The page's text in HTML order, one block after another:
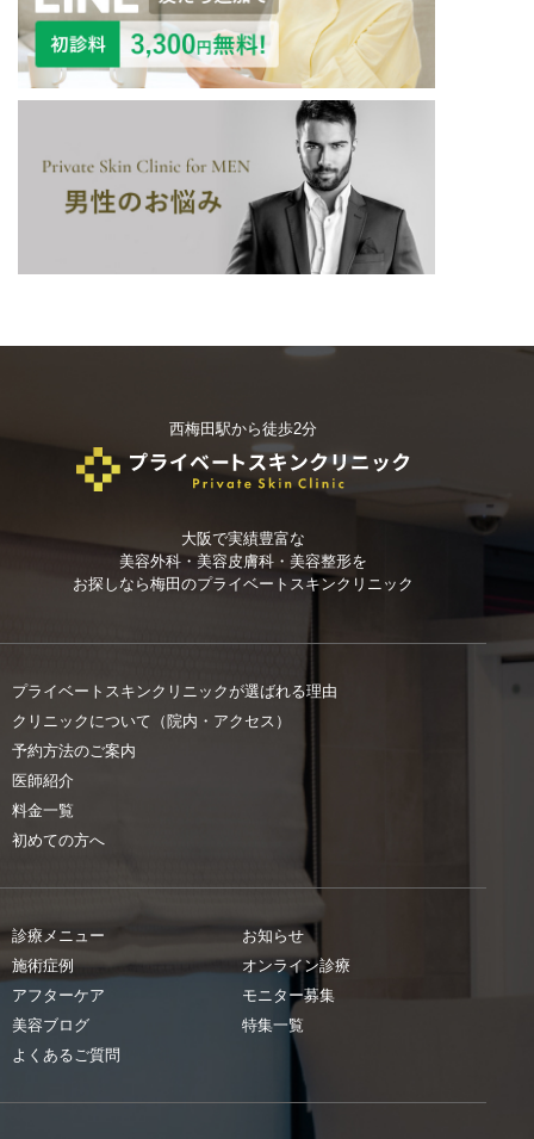
西梅田駅から徒歩2分
大阪で実績豊富な
美容外科・美容皮膚科・美容整形を
お探しなら梅田のプライベートスキンクリニック
プライベートスキンクリニックが選ばれる理由
クリニックについて（院内・アクセス）
予約方法のご案内
医師紹介
料金一覧
初めての方へ
診療メニュー
施術症例
アフターケア
美容ブログ
よくあるご質問
お知らせ
オンライン診療
モニター募集
特集一覧